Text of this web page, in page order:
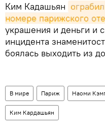
Ким Кадашьян
номере парижского
украшения и деньги и
инцидента
боялась выходить из
В мире Париж Наоми
Ким Кардашьян